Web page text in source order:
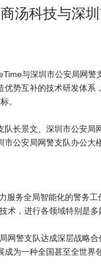
汤科技与深
与深圳市公安局网
势互补的技术研发体
。
长景文、深圳市公安
公安局网警支队办公大
服务全局智能化的警
术，进行各领域特别是
网警支队达成深层战略
为一种全国甚至全世界